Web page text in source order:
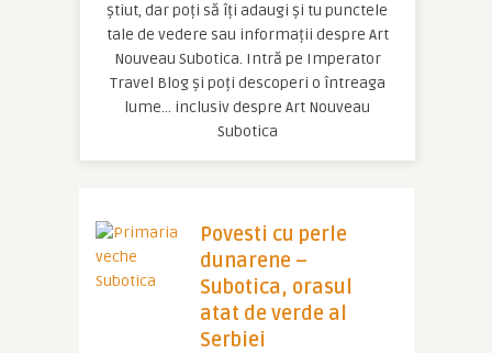
știut, dar poți să îți adaugi și tu punctele
tale de vedere sau informații despre Art
Nouveau Subotica. Intră pe Imperator
Travel Blog și poți descoperi o întreaga
lume… inclusiv despre Art Nouveau
Subotica
Povesti cu perle
dunarene –
Subotica, orasul
atat de verde al
Serbiei